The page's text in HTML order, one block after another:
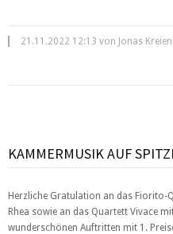
21.11.2022 12:13 von Jonas
KAMMERMUSIK AUF
Herzliche Gratulation an das Fiorito-
Rhea sowie an das Quartett Vivace
wunderschönen Auftritten mit 1.